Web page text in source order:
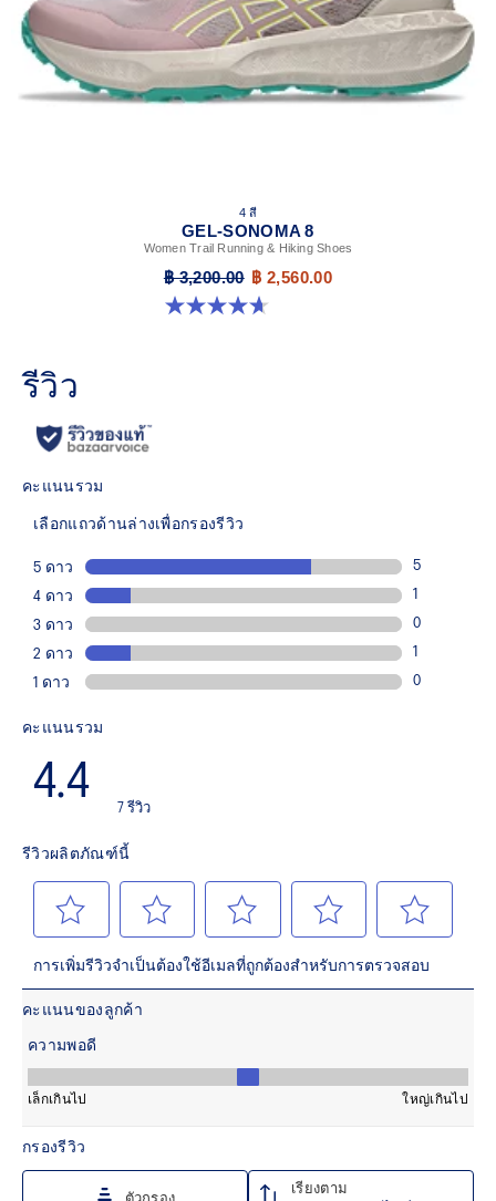
4 สี
GEL-SONOMA 8
Women Trail Running & Hiking Shoes
฿ 3,200.00 ฿ 2,560.00
4.7 จาก 5 ดาว 57 รีวิว